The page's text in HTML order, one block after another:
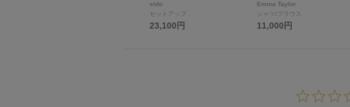
eldo
セットアップ
23,100円
Emma Taylor
シャツ/ブラウス
11,000円